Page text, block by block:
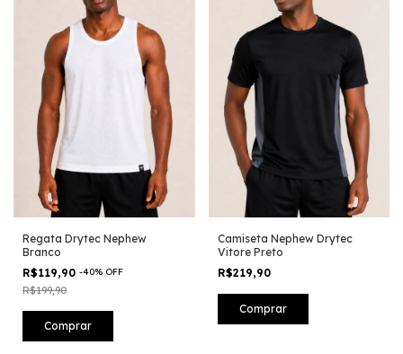
Regata Drytec Nephew
Branco
R$119,90 -40% OFF
R$199,90
Comprar
Camiseta Nephew Drytec
Vitore Preto
R$219,90
Comprar